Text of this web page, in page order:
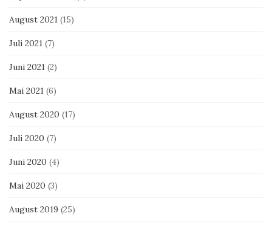
August 2021 (15)
Juli 2021 (7)
Juni 2021 (2)
Mai 2021 (6)
August 2020 (17)
Juli 2020 (7)
Juni 2020 (4)
Mai 2020 (3)
August 2019 (25)